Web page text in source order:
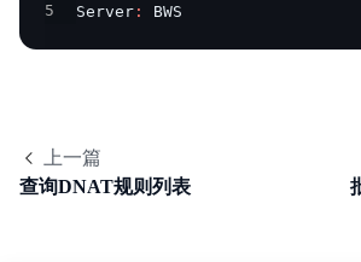
5
Server : BWS
上一篇
查询DNAT规则列表